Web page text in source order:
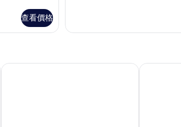
查看價格
貝斯特韋斯特阿斯托利亞酒店 皇家昂蒂布